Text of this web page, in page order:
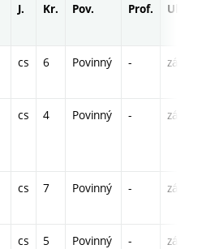
J. Kr. Pov. Prof. Uk.
cs 6 Povinný - zá,zk
cs 4 Povinný - zá,zk
cs 7 Povinný - zá,zk
cs 5 Povinný - zá,zk